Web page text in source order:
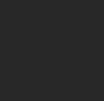
LinkedIn